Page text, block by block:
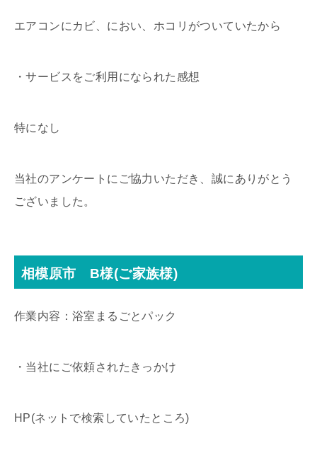
エアコンにカビ、におい、ホコリがついていたから
・サービスをご利用になられた感想
特になし
当社のアンケートにご協力いただき、誠にありがとう
ございました。
相模原市 B様(ご家族様)
作業内容：浴室まるごとパック
・当社にご依頼されたきっかけ
HP(ネットで検索していたところ)